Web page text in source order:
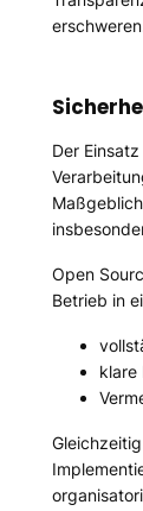
Der
Open
Betrieb in
klare